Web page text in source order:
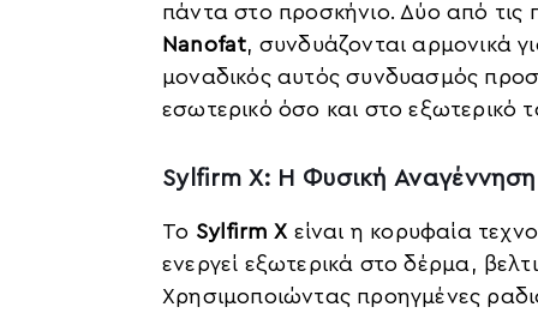
πάντα στο προσκήνιο. Δύο από τις
Nanofat, συνδυάζονται αρμονικά
μοναδικός αυτός συνδυασμός
εσωτερικό όσο και στο εξωτερικό
Sylfirm X: Η Φυσική
Το Sylfirm X είναι η κορυφαία
ενεργεί εξωτερικά στο δέρμα,
Χρησιμοποιώντας προηγμένες